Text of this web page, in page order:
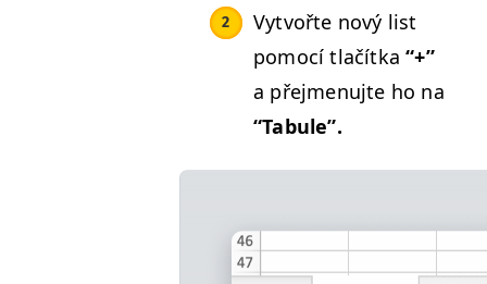
Vytvořte nový list
pomocí tlačít­ka“+”
a pře­j­menu­jte ho na
“Tab­ule”.